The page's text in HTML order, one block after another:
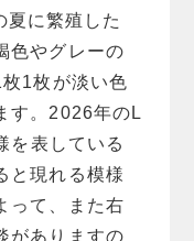
に繁殖した
色やグレーの
1枚が淡い色
す。2026年のL
を表している
と現れる模様
って、また右
がありますの